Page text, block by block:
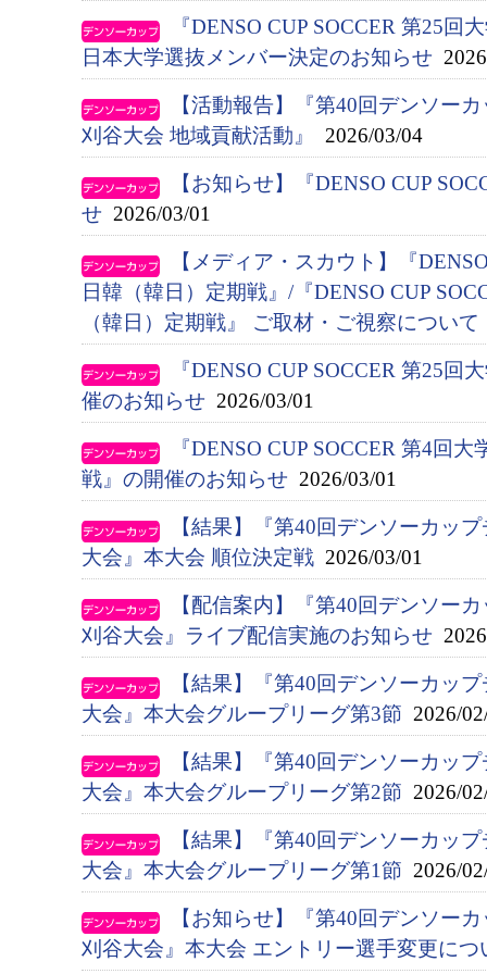
『DENSO CUP SOCCER 第25回
日本大学選抜メンバー決定のお知らせ
【活動報告】『第40回デンソー
刈谷大会 地域貢献活動』
2026/03/04
【お知らせ】『DENSO CUP
せ 2026/03/01
【メディア・スカウト】『
日韓（韓日）定期戦』/『DENSO CUP
（韓日）定期戦』 ご取材・ご視察について
『DENSO CUP SOCCER 第25回
催のお知らせ 2026/03/01
『DENSO CUP SOCCER 第4回
戦』の開催のお知らせ 2026/03/01
【結果】『第40回デンソーカッ
大会』本大会 順位決定戦 2026/03/01
【配信案内】『第40回デンソー
刈谷大会』ライブ配信実施のお知らせ
【結果】『第40回デンソーカッ
大会』本大会グループリーグ第3節 2026/
【結果】『第40回デンソーカッ
大会』本大会グループリーグ第2節 2026/
【結果】『第40回デンソーカッ
大会』本大会グループリーグ第1節 2026/
【お知らせ】『第40回デンソー
刈谷大会』本大会 エントリー選手変更につ